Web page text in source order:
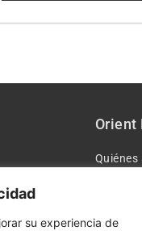
su experiencia de
Orient
Quiénes